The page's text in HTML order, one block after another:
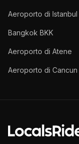
Aeroporto di Istanbul
Bangkok BKK
Aeroporto di Atene
Aeroporto di Cancun